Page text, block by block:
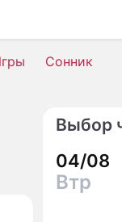
Сонник
Выбор
04/08
Втр